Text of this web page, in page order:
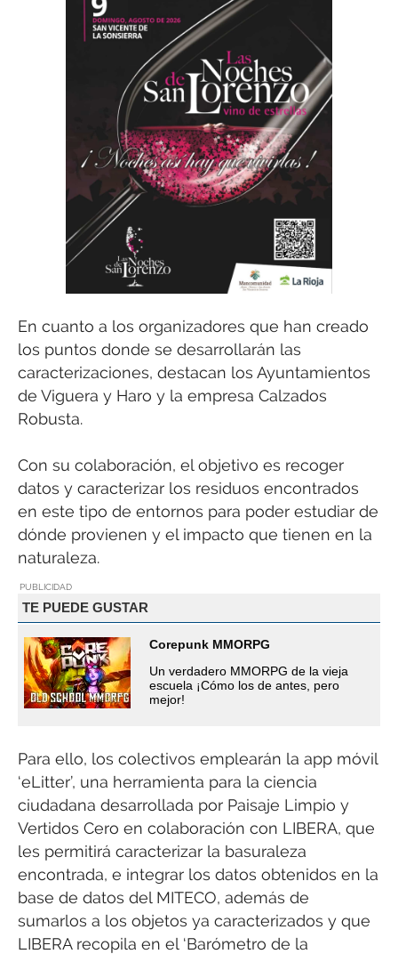
En cuanto a los organizadores que han creado
los puntos donde se desarrollarán las
caracterizaciones, destacan los Ayuntamientos
de Viguera y Haro y la empresa Calzados
Robusta.
Con su colaboración, el objetivo es recoger
datos y caracterizar los residuos encontrados
en este tipo de entornos para poder estudiar de
dónde provienen y el impacto que tienen en la
naturaleza.
PUBLICIDAD
TE PUEDE GUSTAR
Corepunk MMORPG
Un verdadero MMORPG de la vieja
escuela ¡Cómo los de antes, pero
mejor!
Para ello, los colectivos emplearán la app móvil
‘eLitter’, una herramienta para la ciencia
ciudadana desarrollada por Paisaje Limpio y
Vertidos Cero en colaboración con LIBERA, que
les permitirá caracterizar la basuraleza
encontrada, e integrar los datos obtenidos en la
base de datos del MITECO, además de
sumarlos a los objetos ya caracterizados y que
LIBERA recopila en el ‘Barómetro de la